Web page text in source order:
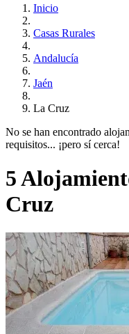
Inicio
Casas Rurales
Andalucía
Jaén
La Cruz
No se han encontrado
requisitos... ¡pero sí cerca!
5
Cruz